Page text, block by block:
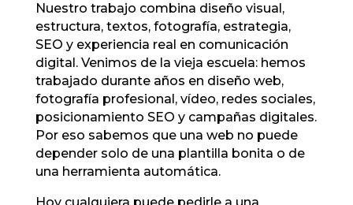
Nuestro trabajo combina diseño visual,
estructura, textos, fotografía, estrategia,
SEO y experiencia real en comunicación
digital. Venimos de la vieja escuela: hemos
trabajado durante años en diseño web,
fotografía profesional, vídeo, redes sociales,
posicionamiento SEO y campañas digitales.
Por eso sabemos que una web no puede
depender solo de una plantilla bonita o de
una herramienta automática.